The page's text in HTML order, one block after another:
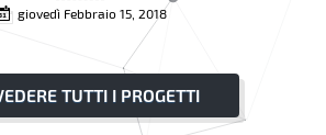
giovedì Febbraio 15, 2018
TUTTI I PROGETTI